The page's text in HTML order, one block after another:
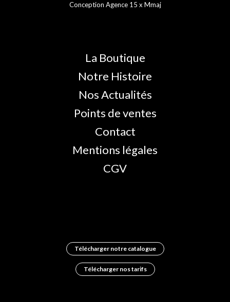
Conception Agence 15 x Mmaj
La Boutique
Notre Histoire
Nos Actualités
Points de ventes
Contact
Mentions légales
CGV
Télécharger notre catalogue
Télécharger nos tarifs